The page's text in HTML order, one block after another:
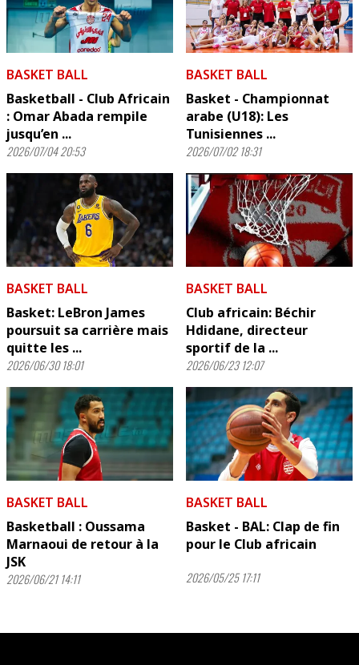
BASKET BALL
Basketball - Club Africain
: Omar Abada rempile
jusqu’en ...
2026/07/04 20:53
BASKET BALL
Basket - Championnat
arabe (U18): Les
Tunisiennes ...
2026/07/02 18:31
BASKET BALL
Basket: LeBron James
poursuit sa carrière mais
quitte les ...
2026/06/30 18:01
BASKET BALL
Club africain: Béchir
Hdidane, directeur
sportif de la ...
2026/06/23 12:07
BASKET BALL
Basketball : Oussama
Marnaoui de retour à la
JSK
2026/06/21 14:11
BASKET BALL
Basket - BAL: Clap de fin
pour le Club africain
2026/05/25 17:11